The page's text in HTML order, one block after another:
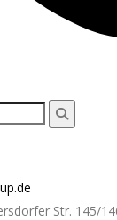
Str. 145/